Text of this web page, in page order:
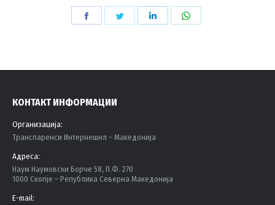
Share
Share
Share
КОНТАКТ ИНФОРМАЦИИ
Организација:
Tранспаренси Интернешнл – Македонија
Адреса:
Наум Наумовски Борче 58, П.Ф. 270
1000 Скопје – Република Северна Македонија
E-mail: